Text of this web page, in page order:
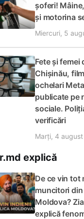
șoferi!
și motorina
Miercuri, 5
Fete și femei
Chișinău,
ochelari
publicate pe
sociale.
verificări
Marți, 4 august
explică
De ce vin tot
muncitori din
Moldova?
explică